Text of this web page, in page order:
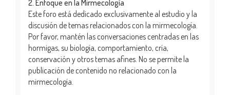
2. Enfoque en la Mirmecología
Este foro está dedicado exclusivamente al estudio y la
discusión de temas relacionados con la mirmecología.
Por favor, mantén las conversaciones centradas en las
hormigas, su biología, comportamiento, cría,
conservación y otros temas afines. No se permite la
publicación de contenido no relacionado con la
mirmecología.